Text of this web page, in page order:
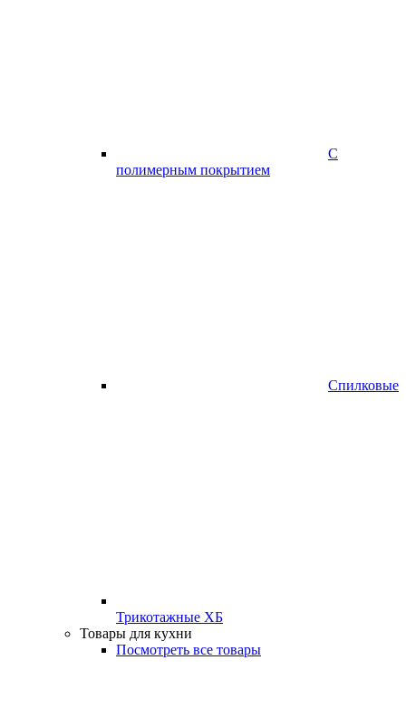
С
полимерным покрытием
Спилковые
Трикотажные ХБ
Товары для кухни
Посмотреть все товары